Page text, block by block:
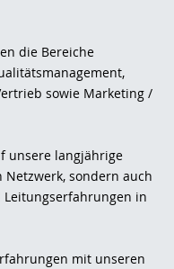
die Bereiche
sowie Marketing /
unsere langjährige
sondern auch
in
mit unseren